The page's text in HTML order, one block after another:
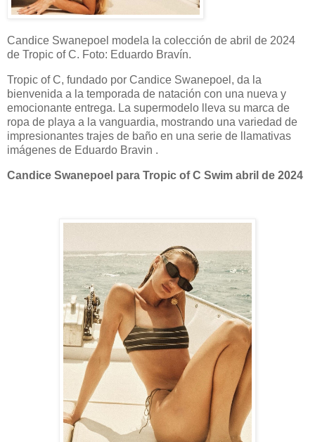
Candice Swanepoel modela la colección de abril de 2024
de Tropic of C. Foto: Eduardo Bravín.
Tropic of C, fundado por Candice Swanepoel, da la
bienvenida a la temporada de natación con una nueva y
emocionante entrega. La supermodelo lleva su marca de
ropa de playa a la vanguardia, mostrando una variedad de
impresionantes trajes de baño en una serie de llamativas
imágenes de Eduardo Bravin .
Candice Swanepoel para Tropic of C Swim abril de 2024